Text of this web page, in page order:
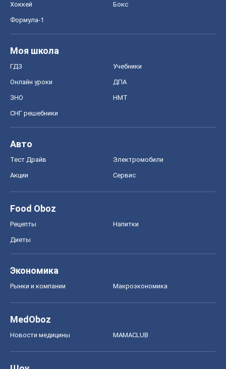
Хоккей Бокс
Формула-1
Моя школа
ГДЗ Учебники
Онлайн уроки ДПА
ЗНО НМТ
СНГ решебники
Авто
Тест Драйв Электромобили
Акции Сервис
Food Oboz
Рецепты Напитки
Диеты
Экономика
Рынки и компании Mакроэкономика
MedOboz
Новости медицины MAMACLUB